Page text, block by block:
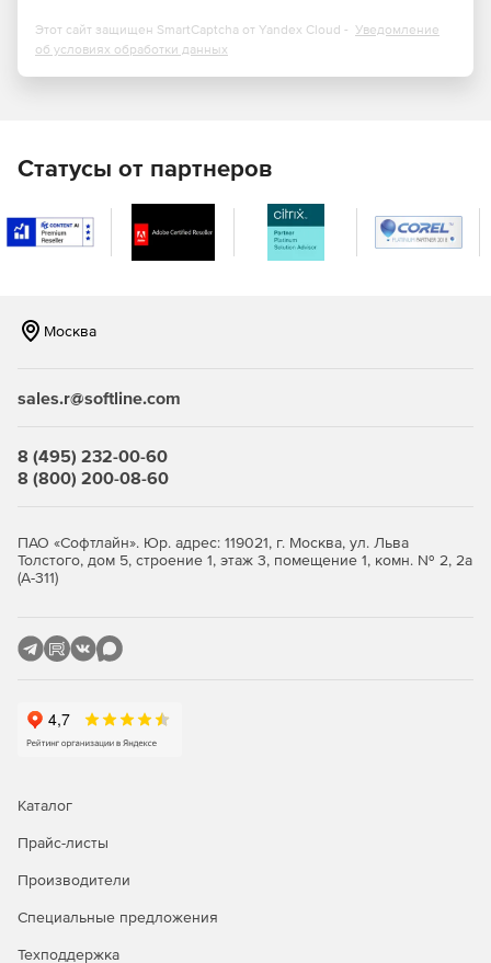
во время каждого SMTP-сеанса, эффективно блокируя
вредоносное ПО на входе в сеть. Когда зараженное
защиту от спама, вирусов и шпионских программ,
используя метод сравнительного анализа почтовых
сообщений. Модуль включает в себя компоненты
защиты от спама в реальном времени и обнаружения
извлекать и анализировать шаблоны для
Предоставляет дополнительные антивирусные
определения помимо регулярных обновлений по
расписанию. Когда в «Лаборатории Касперского»
SecurityPlus запускает автоматическое обновление
антивирусных баз.
HTML-формате и предлагает пользователю
заблокировать, вылечить, удалить, отправить в
помощи модуля Content Filter.
регистрирующий тип, время и местоположение
Этот сайт защищен SmartCaptcha от Yandex Cloud - Уведомление
об условиях обработки данных
Статусы от партнеров
Москва
sales.r@softline.com
8 (495) 232-00-60
8 (800) 200-08-60
ПАО «Софтлайн». Юр. адрес: 119021, г. Москва, ул. Льва
Толстого, дом 5, строение 1, этаж 3, помещение 1, комн. № 2, 2а
(А-311)
Каталог
Прайс-листы
Производители
Специальные предложения
Техподдержка